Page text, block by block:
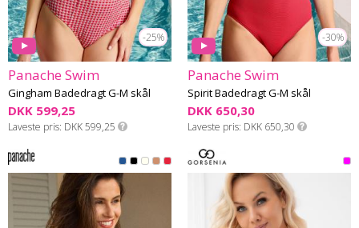
-25%
Panache Swim
Gingham Badedragt G-M skål
DKK 599,25
Laveste pris DKK 599,25
-30%
Panache Swim
Spirit Badedragt G-M skål
DKK 650,30
Laveste pris DKK 650,30